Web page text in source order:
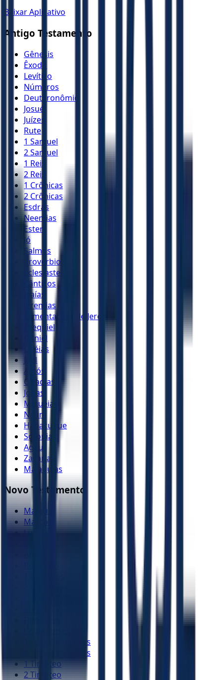
Baixar Aplicativo
Antigo Testamento
Gênesis
Êxodo
Levítico
Números
Deuteronômio
Josué
Juízes
Rute
1 Samuel
2 Samuel
1 Reis
2 Reis
1 Crônicas
2 Crônicas
Esdras
Neemias
Ester
Jó
Salmos
Provérbios
Eclesiastes
Cânticos
Isaías
Jeremias
Lamentações de Jeremias
Ezequiel
Daniel
Oséias
Joel
Amós
Obadias
Jonas
Miquéias
Naum
Habacuque
Sofonias
Ageu
Zacarias
Malaquias
Novo Testamento
Mateus
Marcos
Lucas
1 Tessalonicenses
2 Tessalonicenses
1 Timóteo
2 Timóteo